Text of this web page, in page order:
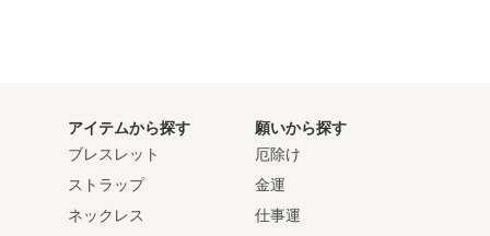
アイテムから探す
ブレスレット
ストラップ
ネックレス
願いから探す
厄除け
金運
仕事運